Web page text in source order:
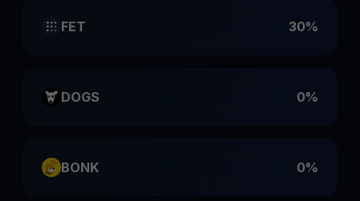
FET 30%
DOGS 0%
BONK 0%